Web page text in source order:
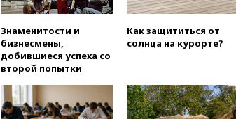
Знаменитости и
бизнесмены,
добившиеся успеха со
второй попытки
Как защититься от
солнца на курорте?